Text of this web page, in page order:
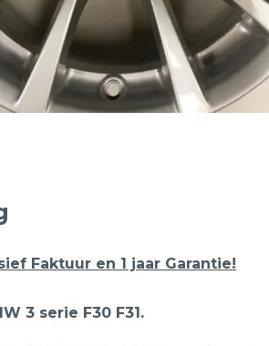
Faktuur en 1 jaar Garantie!
3 serie F30 F31.